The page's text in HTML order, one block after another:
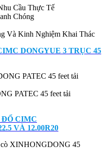
Cầu Thực Tế
Chóng
Và Kinh Nghiệm Khai Thác
DONGYUE 3 TRỤC 45
PATEC 45 feet tải
ĐỔ CIMC
VÀ 12.00R20